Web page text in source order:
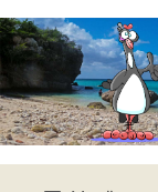
Zum
Inhalt
springen